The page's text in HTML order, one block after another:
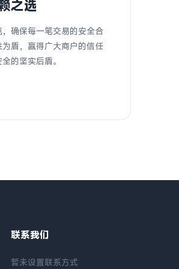
之选
确保每一笔交易的安全合
盾，赢得广大商户的信任
的坚实后盾。
联系我们
暂未设置联系方式